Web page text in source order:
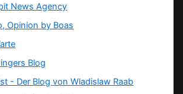
News Agency
Opinion by Boas
Blog
- Der Blog von Wladislaw Raab